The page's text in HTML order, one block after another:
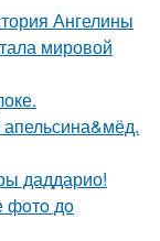
Ангелины
мировой
даддарио!
фoтo дo